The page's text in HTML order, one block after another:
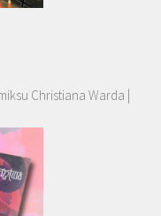
Christiana Warda |